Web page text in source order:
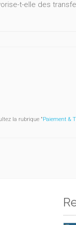
t-elle des
la rubrique "Paiement &